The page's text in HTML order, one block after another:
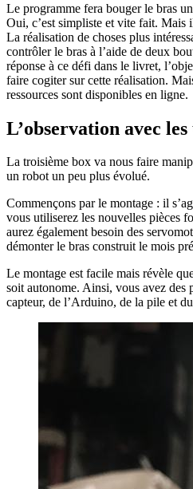
Le programme fera bouger le bras
Oui, c’est simpliste et vite fait. Mais
La réalisation de choses plus
contrôler le bras à l’aide de deux
réponse à ce défi dans le livret,
faire cogiter sur cette réalisation.
ressources sont disponibles en ligne.
L’observation avec
La troisième box va nous faire
un robot un peu plus évolué.
Commençons par le montage : il
vous utiliserez les nouvelles pièces
aurez également besoin des
démonter le bras construit le mois
Le montage est facile mais révèle
soit autonome. Ainsi, vous avez des
capteur, de l’Arduino, de la pile et